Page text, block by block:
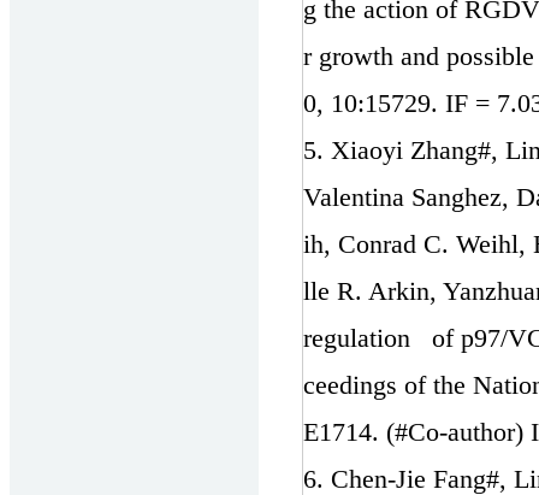
g the action of
r growth and
0, 10:15729. IF =
5. Xiaoyi Zhang#,
Valentina Sanghez,
ih, Conrad C.
lle R. Arkin,
regulation of p97/
ceedings of the
E1714. (#Co-author)
6. Chen-Jie Fang#,